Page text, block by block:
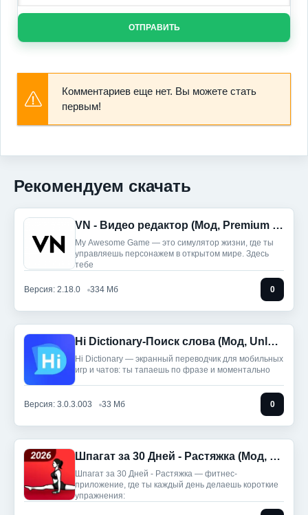
ОТПРАВИТЬ
Комментариев еще нет. Вы можете стать
первым!
Рекомендуем скачать
VN - Видео редактор (Мод, Premium Unlocked)
My Awesome Game — это симулятор жизни, где ты
управляешь персонажем в открытом мире. Здесь
тебе
Версия: 2.18.0 334 Мб 0
Hi Dictionary-Поиск слова (Мод, Unlocked)
Hi Dictionary — экранный переводчик для мобильных
игр и чатов: ты тапaешь по фразе и моментально
Версия: 3.0.3.003 33 Мб 0
Шпагат за 30 Дней - Растяжка (Мод, Premium Unlocked)
Шпагат за 30 Дней - Растяжка — фитнес-
приложение, где ты каждый день делаешь короткие
упражнения: